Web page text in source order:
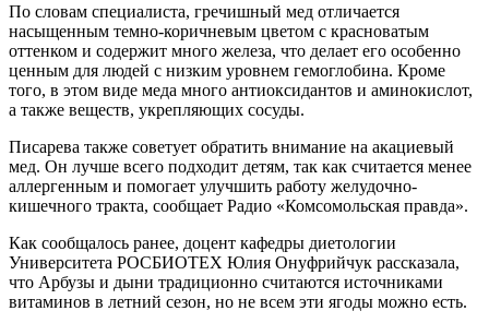
По словам специалиста, гречишный мед отличается
насыщенным темно-коричневым цветом с красноватым
оттенком и содержит много железа, что делает его особенно
ценным для людей с низким уровнем гемоглобина. Кроме
того, в этом виде меда много антиоксидантов и аминокислот,
а также веществ, укрепляющих сосуды.
Писарева также советует обратить внимание на акациевый
мед. Он лучше всего подходит детям, так как считается менее
аллергенным и помогает улучшить работу желудочно-
кишечного тракта, сообщает Радио «Комсомольская правда».
Как сообщалось ранее, доцент кафедры диетологии
Университета РОСБИОТЕХ Юлия Онуфрийчук рассказала,
что Арбузы и дыни традиционно считаются источниками
витаминов в летний сезон, но не всем эти ягоды можно есть.